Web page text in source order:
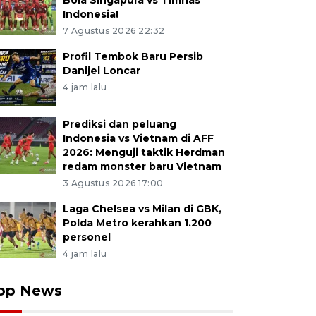
Indonesia!
7 Agustus 2026 22:32
Profil Tembok Baru Persib
Danijel Loncar
4 jam lalu
Prediksi dan peluang
Indonesia vs Vietnam di AFF
2026: Menguji taktik Herdman
redam monster baru Vietnam
3 Agustus 2026 17:00
Laga Chelsea vs Milan di GBK,
Polda Metro kerahkan 1.200
personel
4 jam lalu
News